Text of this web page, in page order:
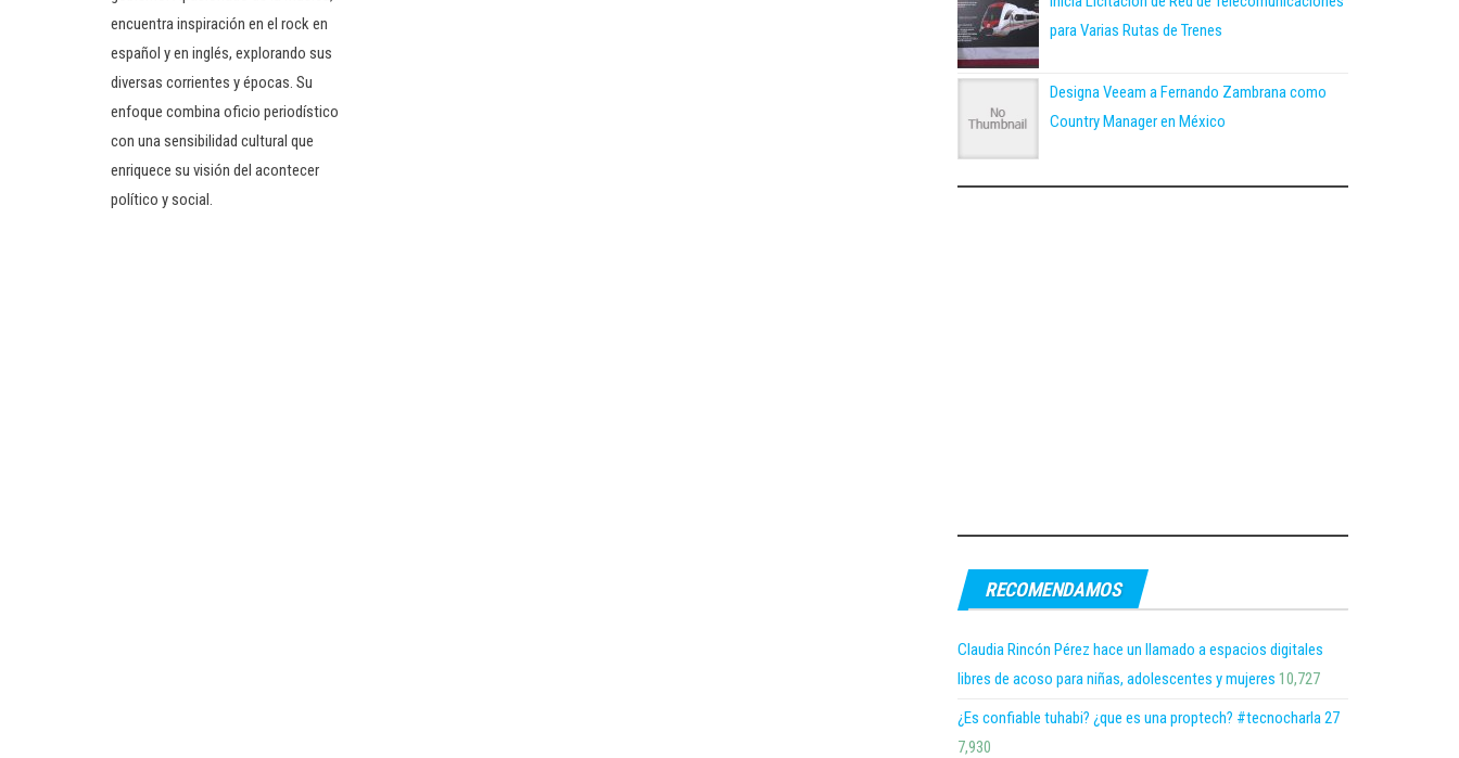
encuentra inspiración en el rock en
español y en inglés, explorando sus
diversas corrientes y épocas. Su
enfoque combina oficio periodístico
con una sensibilidad cultural que
enriquece su visión del acontecer
político y social.
para Varias Rutas de Trenes
Designa Veeam a Fernando Zambrana como
Country Manager en México
RECOMENDAMOS
Claudia Rincón Pérez hace un llamado a espacios digitales
libres de acoso para niñas, adolescentes y mujeres 10,727
¿Es confiable tuhabi? ¿que es una proptech? #tecnocharla 27
7,930